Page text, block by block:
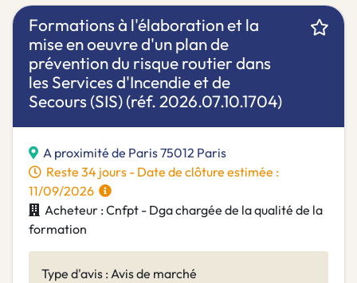
Formations à l'élaboration et la
mise en oeuvre d'un plan de
prévention du risque routier dans
les Services d'Incendie et de
Secours (SIS) (réf. 2026.07.10.1704)
A proximité de Paris 75012 Paris
Reste 34 jours - Date de clôture estimée :
11/09/2026
Acheteur : Cnfpt - Dga chargée de la qualité de la
formation
Type d'avis : Avis de marché